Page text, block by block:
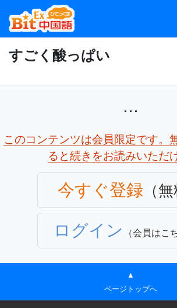
すごく酸っぱい
...
このコンテンツは会員限定です。
ると続きをお読みいただ
今すぐ登録 （無
ログイン （会員はこ
▲
ページトップへ